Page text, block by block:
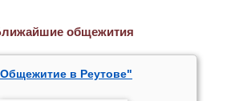
общежития
в Реутове"